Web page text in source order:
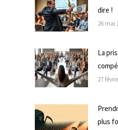
dire !
26 mai
La
27
plus